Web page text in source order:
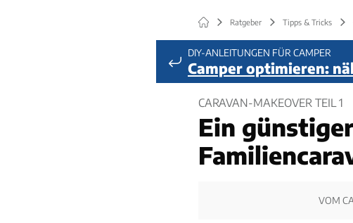
Ratgeber Tipps & Tricks
DIY-ANLEITUNGEN FÜR CAMPER
Camper optimieren:
CARAVAN-MAKEOVER TEIL 1
Ein
VOM